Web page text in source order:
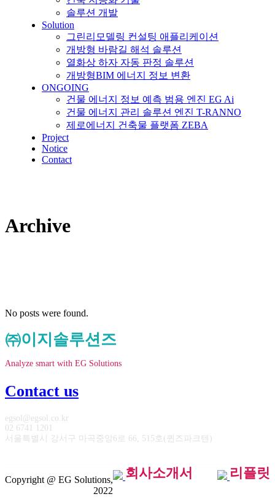
솔루션 개발
Solution
그린리모델링 컨설팅 애플리케이션
개방형 바람길 해석 솔루션
열화상 하자 자동 판정 솔루션
개방형BIM 에너지 정보 변환
ONGOING
건물 에너지 정보 예측 범용 엔진 EG Ai
건물 에너지 관리 솔루션 엔진 T-RANNO
제로에너지 건축물 플랫폼 ZEBA
Project
Notice
Contact
Archive
No posts were found.
㈜이지솔루션즈
Analyze smart with EG Solutions
Contact us
egsol@egsol.co.kr
02 6741 1201
서울특별시 강서구 마곡중앙6로 66, 515호(퀸즈파크텐)
회사소개서 리플릿
Copyright @ EG Solutions,
2022